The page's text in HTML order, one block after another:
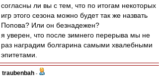
согласны ли вы с тем, что по итогам некоторых
игр этого сезона можно будет так же назвать
Попова? Или он безнадежен?
я уверен, что после зимнего перерыва мы не
раз наградим болгарина самыми хвалебными
эпитетами.
traubenbah -